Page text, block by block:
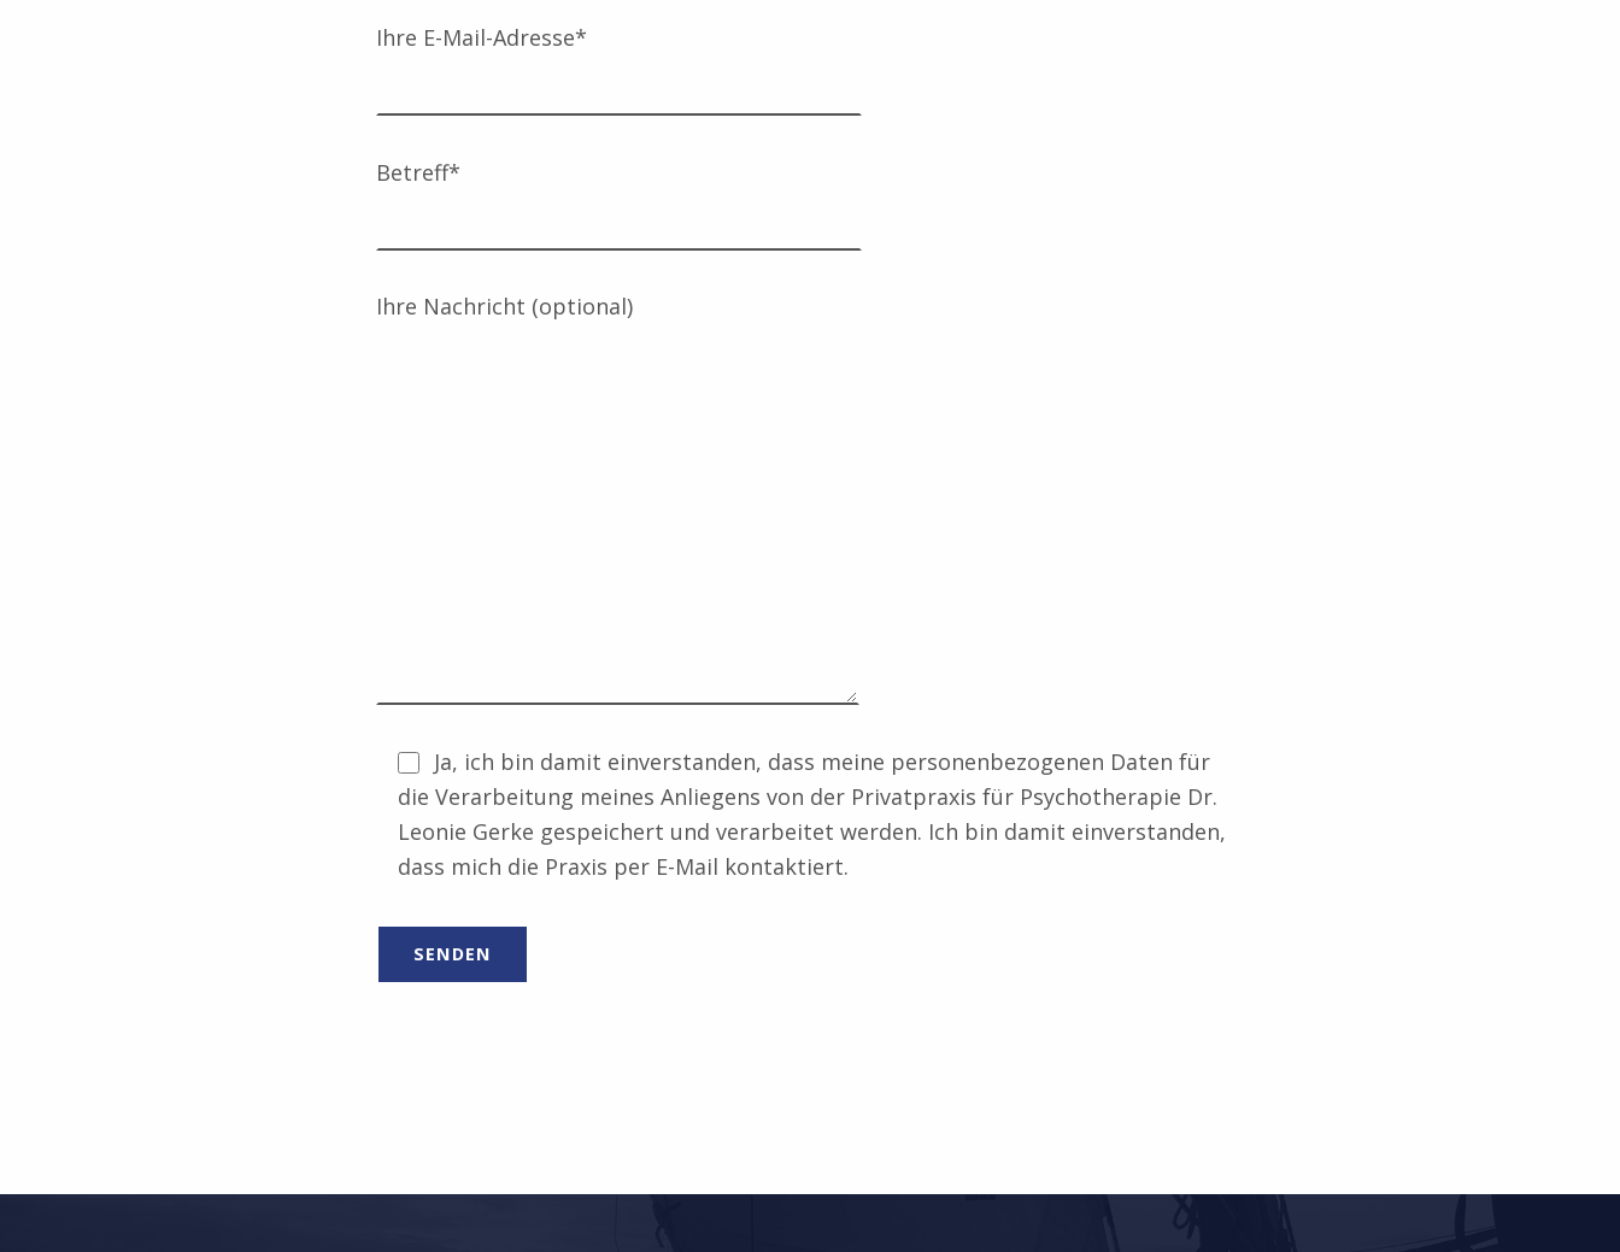
Ihre E-Mail-Adresse*
Betreff*
Ihre Nachricht (optional)
Ja, ich bin damit einverstanden, dass meine personenbezogenen Daten für
die Verarbeitung meines Anliegens von der Privatpraxis für Psychotherapie Dr.
Leonie Gerke gespeichert und verarbeitet werden. Ich bin damit einverstanden,
dass mich die Praxis per E-Mail kontaktiert.